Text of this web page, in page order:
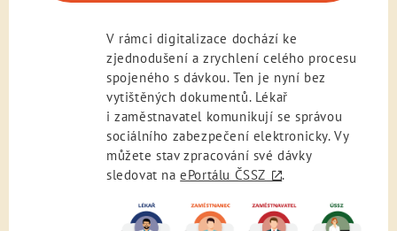
V rámci digitalizace dochází ke
zjednodušení a zrychlení celého procesu
spojeného s dávkou. Ten je nyní bez
vytištěných dokumentů. Lékař
i zaměstnavatel komunikují se správou
sociálního zabezpečení elektronicky. Vy
můžete stav zpracování své dávky
sledovat naePortálu ČSSZ .